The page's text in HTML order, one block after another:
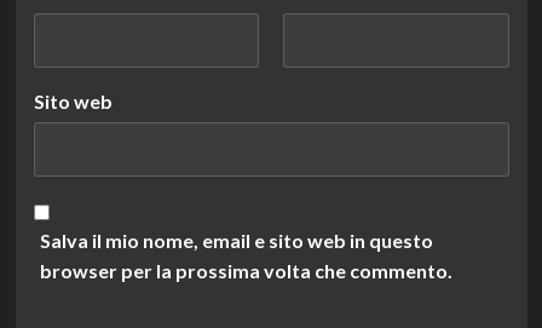
Sito web
Salva il mio nome, email e sito web in questo
browser per la prossima volta che commento.